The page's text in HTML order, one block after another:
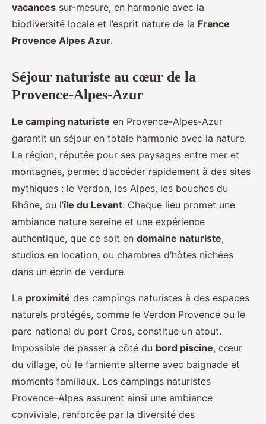
vacances sur-mesure, en harmonie avec la
biodiversité locale et l’esprit nature de la France
Provence Alpes Azur.
Séjour naturiste au cœur de la
Provence-Alpes-Azur
Le camping naturiste en Provence-Alpes-Azur
garantit un séjour en totale harmonie avec la nature.
La région, réputée pour ses paysages entre mer et
montagnes, permet d’accéder rapidement à des sites
mythiques : le Verdon, les Alpes, les bouches du
Rhône, ou l’île du Levant. Chaque lieu promet une
ambiance nature sereine et une expérience
authentique, que ce soit en domaine naturiste,
studios en location, ou chambres d’hôtes nichées
dans un écrin de verdure.
La proximité des campings naturistes à des espaces
naturels protégés, comme le Verdon Provence ou le
parc national du port Cros, constitue un atout.
Impossible de passer à côté du bord piscine, cœur
du village, où le farniente alterne avec baignade et
moments familiaux. Les campings naturistes
Provence-Alpes assurent ainsi une ambiance
conviviale, renforcée par la diversité des